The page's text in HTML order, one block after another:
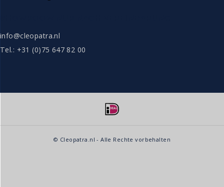
info@cleopatra.nl
Tel.: +31 (0)75 647 82 00
© Cleopatra.nl - Alle Rechte vorbehalten